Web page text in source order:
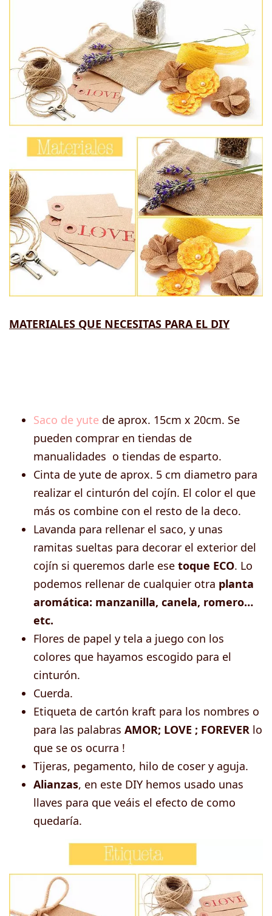
MATERIALES QUE NECESITAS PARA EL DIY
Saco de yute de aprox. 15cm x 20cm. Se
pueden comprar en tiendas de
manualidades o tiendas de esparto.
Cinta de yute de aprox. 5 cm diametro para
realizar el cinturón del cojín. El color el que
más os combine con el resto de la deco.
Lavanda para rellenar el saco, y unas
ramitas sueltas para decorar el exterior del
cojín si queremos darle ese toque ECO. Lo
podemos rellenar de cualquier otra planta
aromática: manzanilla, canela, romero…
etc.
Flores de papel y tela a juego con los
colores que hayamos escogido para el
cinturón.
Cuerda.
Etiqueta de cartón kraft para los nombres o
para las palabras AMOR; LOVE ; FOREVER lo
que se os ocurra !
Tijeras, pegamento, hilo de coser y aguja.
Alianzas, en este DIY hemos usado unas
llaves para que veáis el efecto de como
quedaría.